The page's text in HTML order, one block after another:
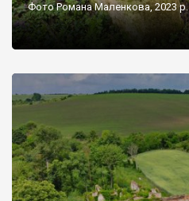
Фото Романа Маленкова, 2023 р.